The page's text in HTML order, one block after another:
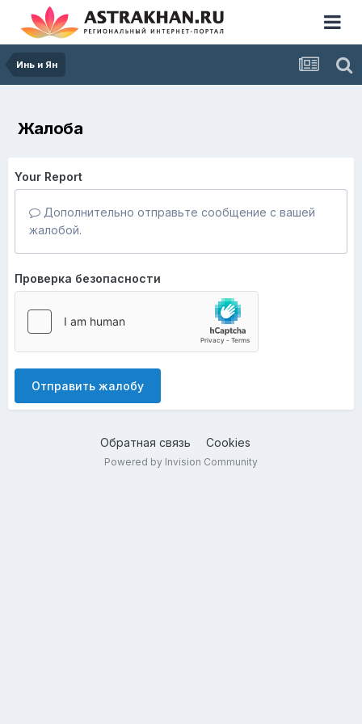
Инь и Ян
Жалоба
Your Report
Дополнительно отправьте сообщение с вашей
жалобой.
Проверка безопасности
Отправить жалобу
Обратная связь Cookies
Powered by Invision Community